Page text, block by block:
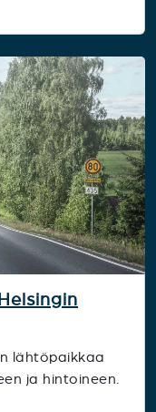
lähtöpaikkaa
ja hintoineen.